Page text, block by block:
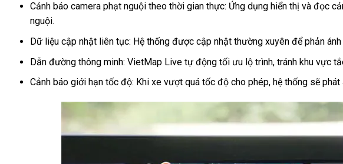
Cảnh báo camera phạt nguội theo thời gian thực: Ứng dụng hiển thị và đọc
nguội.
Dữ liệu cập nhật liên tục: Hệ thống được cập nhật thường xuyên để phản
Dẫn đường thông minh: VietMap Live tự động tối ưu lộ trình, tránh khu vực
Cảnh báo giới hạn tốc độ: Khi xe vượt quá tốc độ cho phép, hệ thống sẽ phát